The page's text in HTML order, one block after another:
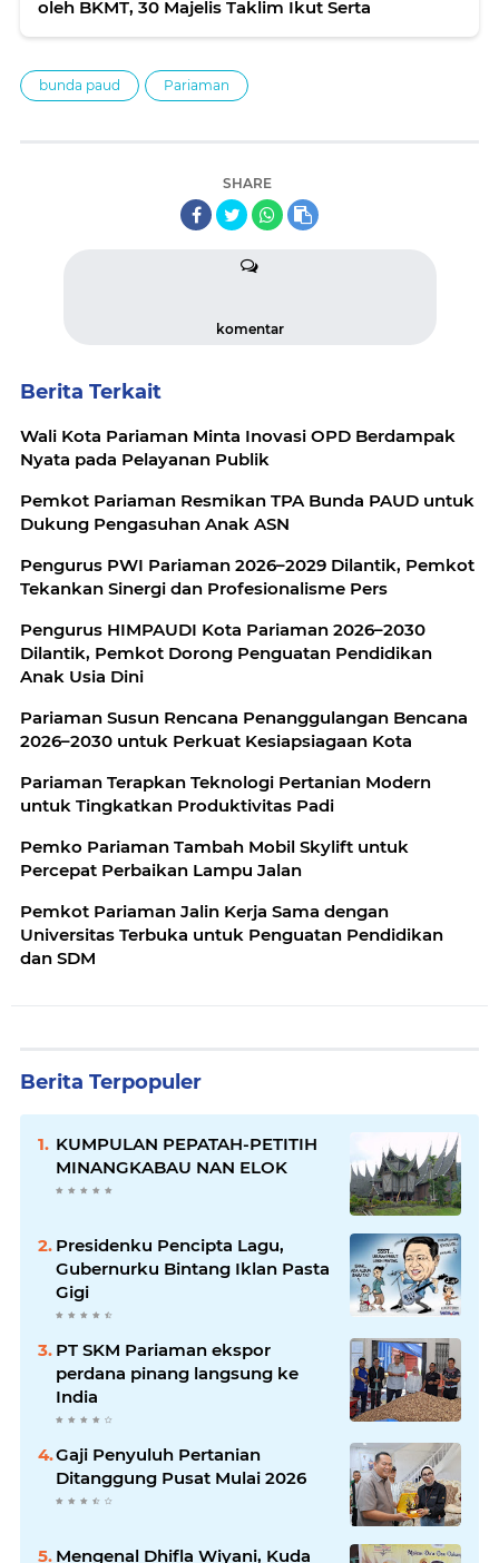
oleh BKMT, 30 Majelis Taklim Ikut Serta
bunda paud Pariaman
SHARE
komentar
Berita Terkait
Wali Kota Pariaman Minta Inovasi OPD Berdampak
Nyata pada Pelayanan Publik
Pemkot Pariaman Resmikan TPA Bunda PAUD untuk
Dukung Pengasuhan Anak ASN
Pengurus PWI Pariaman 2026–2029 Dilantik, Pemkot
Tekankan Sinergi dan Profesionalisme Pers
Pengurus HIMPAUDI Kota Pariaman 2026–2030
Dilantik, Pemkot Dorong Penguatan Pendidikan
Anak Usia Dini
Pariaman Susun Rencana Penanggulangan Bencana
2026–2030 untuk Perkuat Kesiapsiagaan Kota
Pariaman Terapkan Teknologi Pertanian Modern
untuk Tingkatkan Produktivitas Padi
Pemko Pariaman Tambah Mobil Skylift untuk
Percepat Perbaikan Lampu Jalan
Pemkot Pariaman Jalin Kerja Sama dengan
Universitas Terbuka untuk Penguatan Pendidikan
dan SDM
Berita Terpopuler
KUMPULAN PEPATAH-PETITIH
MINANGKABAU NAN ELOK
Presidenku Pencipta Lagu,
Gubernurku Bintang Iklan Pasta
Gigi
PT SKM Pariaman ekspor
perdana pinang langsung ke
India
Gaji Penyuluh Pertanian
Ditanggung Pusat Mulai 2026
Mengenal Dhifla Wiyani, Kuda